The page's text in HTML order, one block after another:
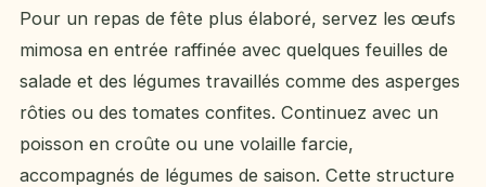
Pour un repas de fête plus élaboré, servez les œufs
mimosa en entrée raffinée avec quelques feuilles de
salade et des légumes travaillés comme des asperges
rôties ou des tomates confites. Continuez avec un
poisson en croûte ou une volaille farcie,
accompagnés de légumes de saison. Cette structure